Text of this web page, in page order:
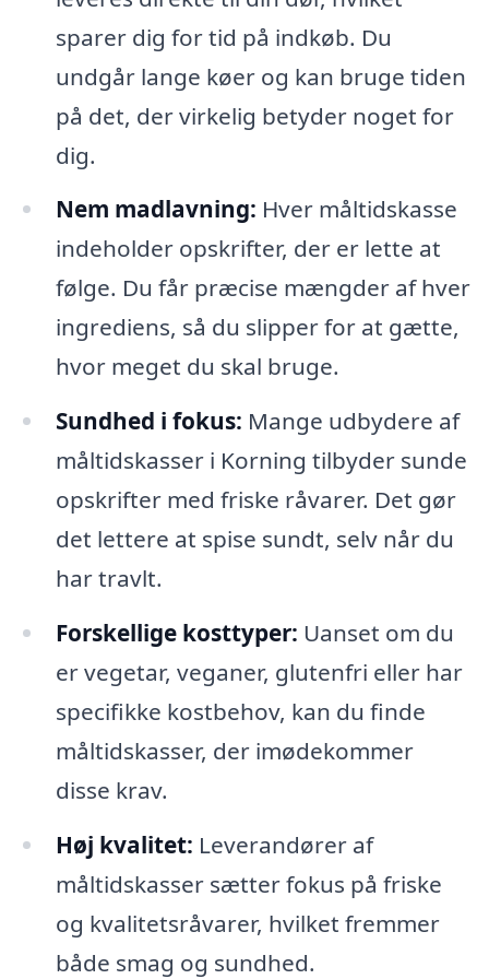
sparer dig for tid på indkøb. Du
undgår lange køer og kan bruge tiden
på det, der virkelig betyder noget for
dig.
Nem madlavning: Hver måltidskasse
indeholder opskrifter, der er lette at
følge. Du får præcise mængder af hver
ingrediens, så du slipper for at gætte,
hvor meget du skal bruge.
Sundhed i fokus: Mange udbydere af
måltidskasser i Korning tilbyder sunde
opskrifter med friske råvarer. Det gør
det lettere at spise sundt, selv når du
har travlt.
Forskellige kosttyper: Uanset om du
er vegetar, veganer, glutenfri eller har
specifikke kostbehov, kan du finde
måltidskasser, der imødekommer
disse krav.
Høj kvalitet: Leverandører af
måltidskasser sætter fokus på friske
og kvalitetsråvarer, hvilket fremmer
både smag og sundhed.